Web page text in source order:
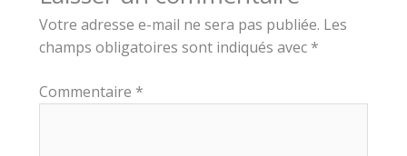
Votre adresse e-mail ne sera pas publiée. Les
champs obligatoires sont indiqués avec *
Commentaire *